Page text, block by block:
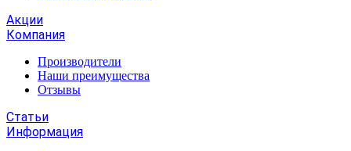
Акции
Компания
Производители
Наши преимущества
Отзывы
Статьи
Информация